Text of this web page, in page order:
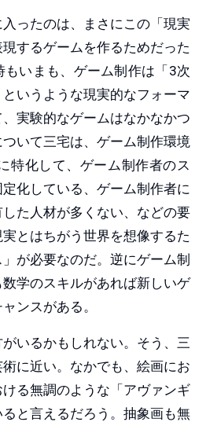
ったのは、まさにこの「現実
するゲームを作るためだった
もいまも、ゲーム制作は「3次
いうような現実的なフォーマ
実験的なゲームはなかなかつ
いて三宅は、ゲーム制作環境
特化して、ゲーム制作者のス
化している、ゲーム制作者に
た人材が多くない、などの要
とはちがう世界を想像するた
が必要なのだ。逆にゲーム制
学のスキルがあれば新しいゲ
ンスがある。
いるかもしれない。そう、三
に近い。なかでも、絵画にお
る無調のような「アヴァンギ
と言えるだろう。抽象画も無